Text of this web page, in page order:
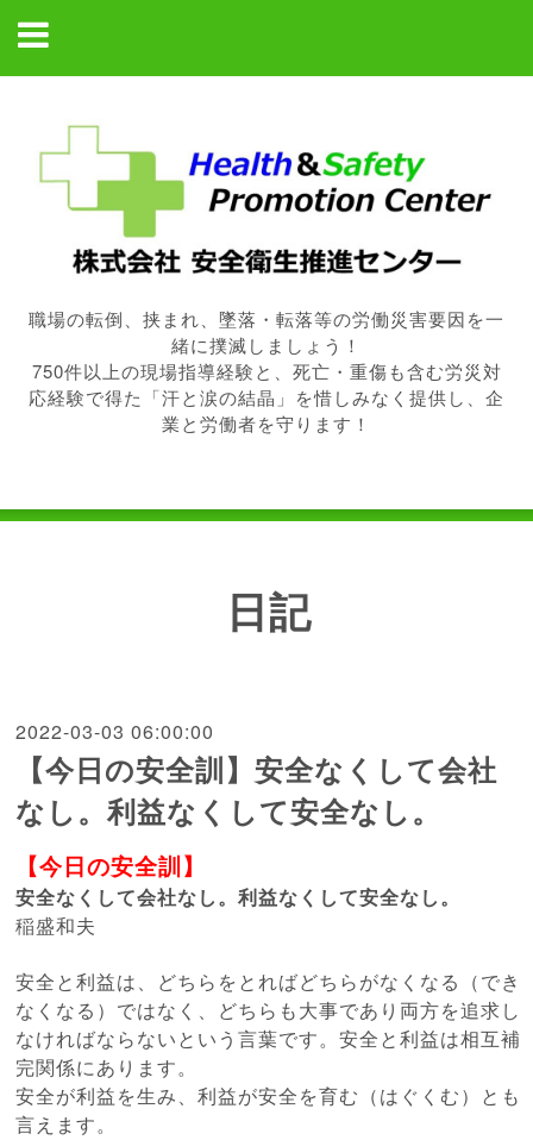
職場の転倒、挟まれ、墜落・転落等の労働災害要因を一
緒に撲滅しましょう！
750件以上の現場指導経験と、死亡・重傷も含む労災対
応経験で得た「汗と涙の結晶」を惜しみなく提供し、企
業と労働者を守ります！
日記
2022-03-03 06:00:00
【今日の安全訓】安全なくして会社
なし。利益なくして安全なし。
【今日の安全訓】
安全なくして会社なし。利益なくして安全なし。
稲盛和夫
安全と利益は、どちらをとればどちらがなくなる（でき
なくなる）ではなく、どちらも大事であり両方を追求し
なければならないという言葉です。安全と利益は相互補
完関係にあります。
安全が利益を生み、利益が安全を育む（はぐくむ）とも
言えます。